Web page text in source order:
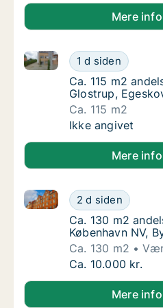
Mere info
Ca. 115 m2
1 d siden
Ca. 115 m2 andelsbolig
Ca. 115 m2
Ca. 115 m2
Glostrup,
Ca. 115 m2
Ca. 115 m2
Ikke angivet
Mere info
Ca. 130 m2
2 d siden
Ca. 130 m2 andelsbolig
Ca. 130 m2
Ca. 130 m2
København NV,
Ca. 130 m2
Ca. 130 m2
Ca. 10.000 kr.
Mere info